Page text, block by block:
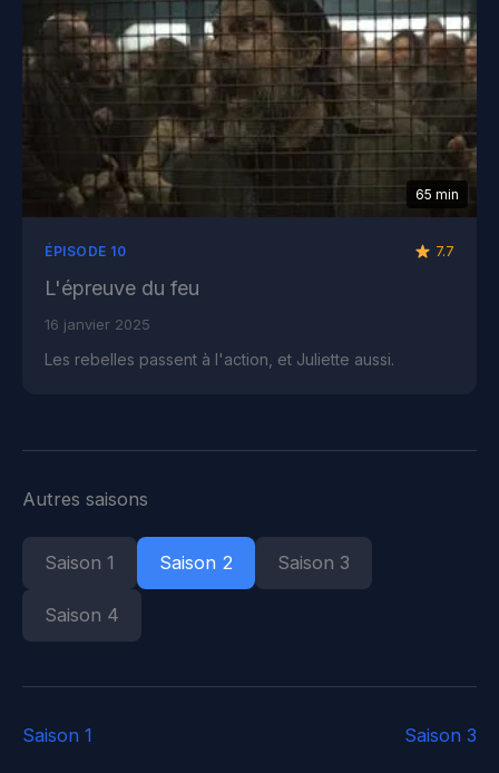
65 min
ÉPISODE 10 7.7
L'épreuve du feu
16 janvier 2025
Les rebelles passent à l'action, et Juliette aussi.
Autres saisons
Saison 1 Saison 2 Saison 3
Saison 4
Saison 1 Saison 3